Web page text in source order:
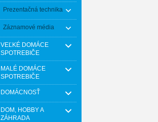
Prezentačná technika
Záznamové média
VEĽKÉ DOMÁCE
SPOTREBIČE
MALÉ DOMÁCE
SPOTREBIČE
DOMÁCNOSŤ
DOM, HOBBY A
ZÁHRADA